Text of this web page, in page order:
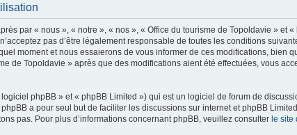
par « nous », « notre », « nos », « Office du tourisme de Topoldavie » et
pas d’être légalement responsable de toutes les conditions
moment et nous essaierons de vous informer de ces modifications, bien
de Topoldavie » après que des modifications aient été effectuées, vous
phpBB » et « phpBB Limited ») qui est un logiciel de forum de
a pour seul but de faciliter les discussions sur internet et phpBB
pas. Pour plus d’informations concernant phpBB, veuillez consulter le site